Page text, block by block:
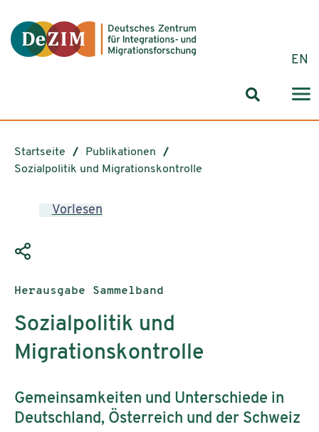
EN
Startseite
Publikationen
Sozialpolitik und Migrationskontrolle
Vorlesen
Publikationstyp:
Herausgabe Sammelband
Sozialpolitik und
Migrationskontrolle
Untertitel:
Gemeinsamkeiten und Unterschiede in
Deutschland, Österreich und der Schweiz